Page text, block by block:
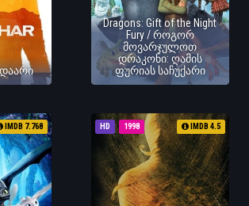
Dragons: Gift of the Night
Fury / როგორ
მოვარჯულოთ
დრაკონი: ღამის
ფურიას საჩუქარი
IMDB 7.768 HD 1998 IMDB 4.5